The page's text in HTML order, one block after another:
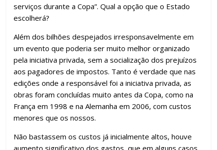
serviços durante a Copa”. Qual a opção que o Estado
escolherá?
Além dos bilhões despejados irresponsavelmente em
um evento que poderia ser muito melhor organizado
pela iniciativa privada, sem a socialização dos prejuízos
aos pagadores de impostos. Tanto é verdade que nas
edições onde a responsável foi a iniciativa privada, as
obras foram concluídas muito antes da Copa, como na
França em 1998 e na Alemanha em 2006, com custos
menores que os nossos.
Não bastassem os custos já inicialmente altos, houve
aumento significativo dos gastos, que em alguns casos